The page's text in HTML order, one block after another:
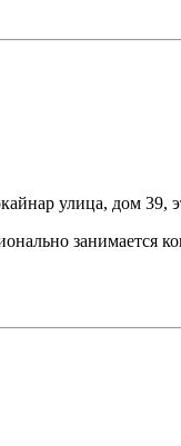
улица, дом 39,
занимается